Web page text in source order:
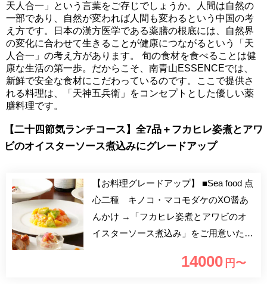
天人合一」という言葉をご存じでしょうか。人間は自然の
一部であり、自然が変われば人間も変わるという中国の考
え方です。日本の漢方医学である薬膳の根底には、自然界
の変化に合わせて生きることが健康につながるという「天
人合一」の考え方があります。 旬の食材を食べることは健
康な生活の第一歩。だからこそ、南青山ESSENCEでは、
新鮮で安全な食材にこだわっているのです。ここで提供さ
れる料理は、「天神五兵衛」をコンセプトとした優しい薬
膳料理です。
【二十四節気ランチコース】全7品＋フカヒレ姿煮とアワ
ビのオイスターソース煮込みにグレードアップ
【お料理グレードアップ】 ■Sea food 点
心二種 キノコ・マコモダケのXO醤あ
んかけ →「フカヒレ姿煮とアワビのオ
イスターソース煮込み」をご用意いたし
14000 円〜